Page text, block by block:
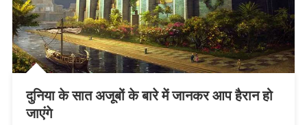
दुनिया के सात अजूबों के बारे में जानकर आप हैरान हो
जाएंगे